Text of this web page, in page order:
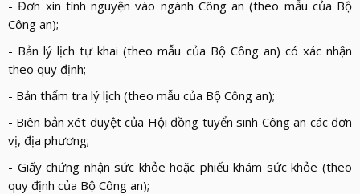
- Đơn xin tình nguyện vào ngành Công an (theo mẫu của Bộ
Công an);
- Bản lý lịch tự khai (theo mẫu của Bộ Công an) có xác nhận
theo quy định;
- Bản thẩm tra lý lịch (theo mẫu của Bộ Công an);
- Biên bản xét duyệt của Hội đồng tuyển sinh Công an các đơn
vị, địa phương;
- Giấy chứng nhận sức khỏe hoặc phiếu khám sức khỏe (theo
quy định của Bộ Công an);